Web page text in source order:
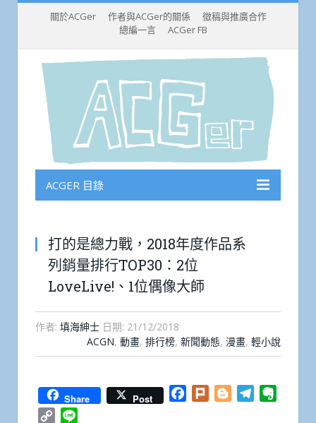
關於ACGer 作者與ACGer的關係
徵稿與推廣合作
總編一言
ACGer FB
ACGER 目錄
打的是總力戰，2018年度作品系
列銷量排行TOP30：2位
LoveLive!、1位偶像大師
作者: 填海紳士 日期: 21/12/2018
ACGN, 動畫, 排行榜, 新聞動態, 漫畫, 輕小說
Share Post Facebook
Plurk BloggerTelegram
Copy